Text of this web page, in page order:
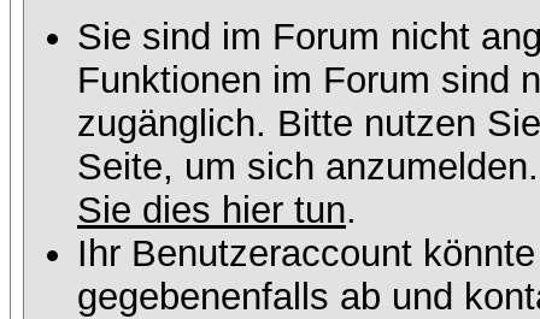
Sie sind im Forum nicht
Funktionen im Forum sind
zugänglich. Bitte nutzen
Seite, um sich
Sie dies hier tun.
Ihr Benutzeraccount
gegebenenfalls ab und